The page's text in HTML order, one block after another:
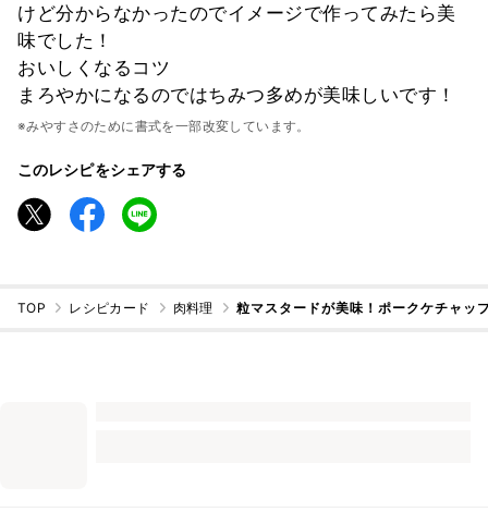
けど分からなかったのでイメージで作ってみたら美
味でした！
おいしくなるコツ
まろやかになるのではちみつ多めが美味しいです！
※みやすさのために書式を一部改変しています。
このレシピをシェアする
TOP レシピカード 肉料理 粒マスタードが美味！ポークケチャッ